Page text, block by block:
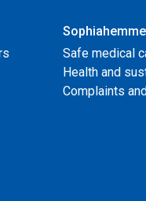
Safe medical
Health and
Complaints